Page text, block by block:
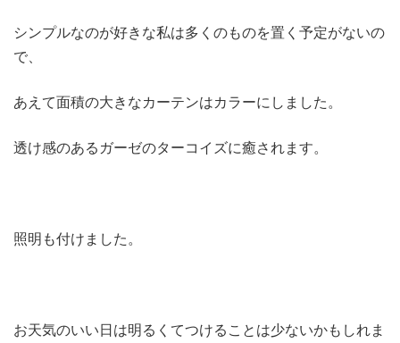
シンプルなのが好きな私は多くのものを置く予定がないの
で、
あえて面積の大きなカーテンはカラーにしました。
透け感のあるガーゼのターコイズに癒されます。
照明も付けました。
お天気のいい日は明るくてつけることは少ないかもしれま